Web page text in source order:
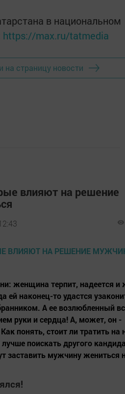
в национальном
https://max.ru/tatmedia
на страницу новости
влияют на решение
женщина терпит, надеется и
ей наконец-то удастся
А ее возлюбленный
руки и сердца! А, может, он -
понять, стоит ли тратить на
поискать другого
заставить мужчину жениться